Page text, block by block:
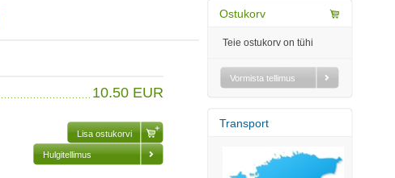
10.50 EUR
Hulgitellimus
Ostukorv
Teie ostukorv on tühi
Vormista tellimus
Transport